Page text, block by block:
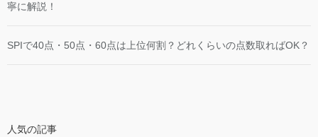
寧に解説！
SPIで40点・50点・60点は上位何割？どれくらいの点数取ればOK？
人気の記事